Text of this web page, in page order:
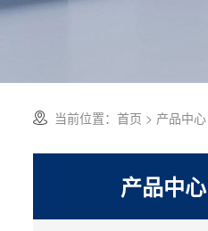
当前位置： 首页 > 产品中心
产品中心